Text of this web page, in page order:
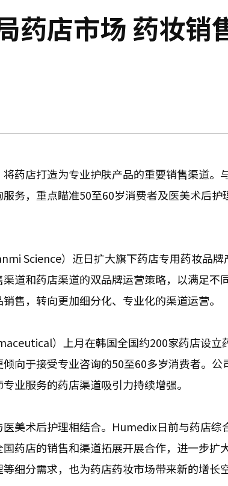
药店市场 药妆销
药店打造为专业护肤产品的重要销售渠道。
务，重点瞄准50至60岁消费者及医美术后护
Science）近日扩大旗下药店专用药妆品
道和药店渠道的双品牌运营策略，以满足不
售，转向更加细分化、专业化的渠道运营。
）上月在韩国全国约200家药店设立
向于接受专业咨询的50至60多岁消费者。公
业服务的药店渠道吸引力持续增强。
美术后护理相结合。Humedix日前与药店
药店的销售和渠道拓展开展合作，进一步扩
细分需求，也为药店药妆市场带来新的增长空